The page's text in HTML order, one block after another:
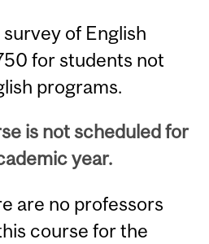
of English
for students not
programs.
is not scheduled for
year.
are no professors
course for the